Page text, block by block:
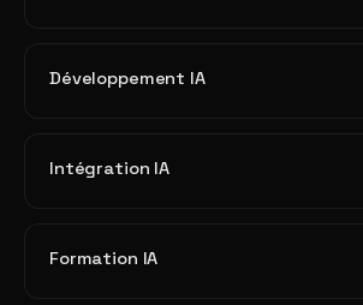
Développement IA
Intégration IA
Formation IA